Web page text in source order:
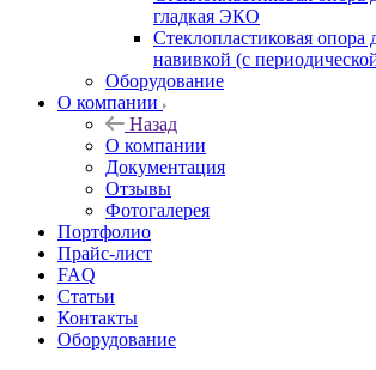
гладкая ЭКО
Стеклопластиковая опора
навивкой (с
Оборудование
О компании
Назад
О компании
Документация
Отзывы
Фотогалерея
Портфолио
Прайс-лист
FAQ
Статьи
Контакты
Оборудование